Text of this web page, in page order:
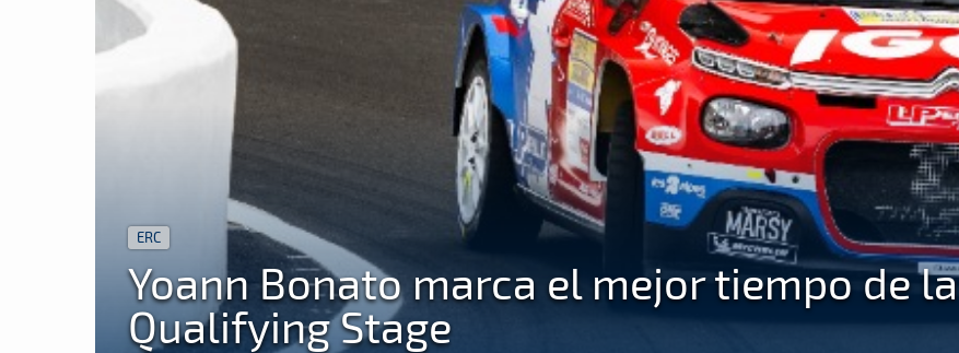
ERC
Yoann Bonato marca el mejor tiempo de la
Qualifying Stage